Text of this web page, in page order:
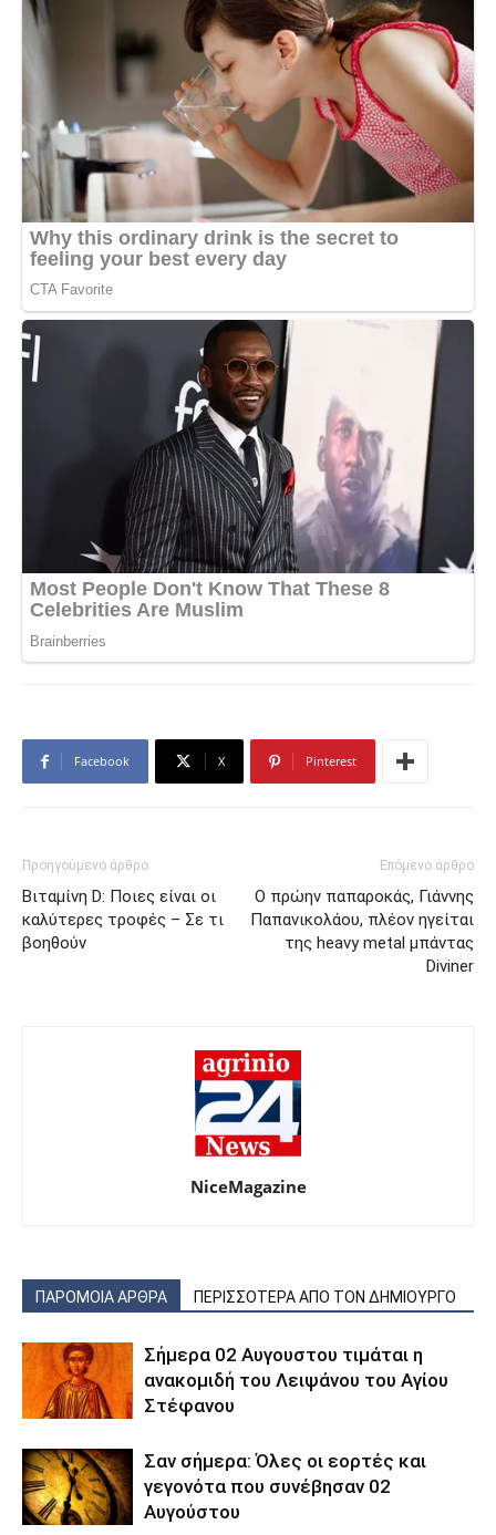
Facebook X Pinterest
Προηγούμενο άρθρο
Βιταμίνη D: Ποιες είναι οι
καλύτερες τροφές – Σε τι
βοηθούν
Επόμενο άρθρο
Ο πρώην παπαροκάς, Γιάννης
Παπανικολάου, πλέον ηγείται
της heavy metal μπάντας
Diviner
NiceMagazine
ΠΑΡΟΜΟΙΑ ΑΡΘΡΑ ΠΕΡΙΣΣΟΤΕΡΑ ΑΠΟ ΤΟΝ ΔΗΜΙΟΥΡΓΟ
Σήμερα 02 Αυγουστου τιμάται η
ανακομιδή του Λειψάνου του Αγίου
Στέφανου
Σαν σήμερα: Όλες οι εορτές και
γεγονότα που συνέβησαν 02
Αυγούστου